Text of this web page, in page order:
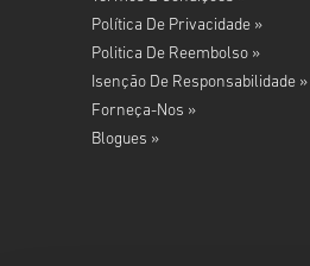
Política De Privacidade »
Politica De Reembolso »
Isenção De Responsabilidade »
Forneça-Nos »
Blogues »